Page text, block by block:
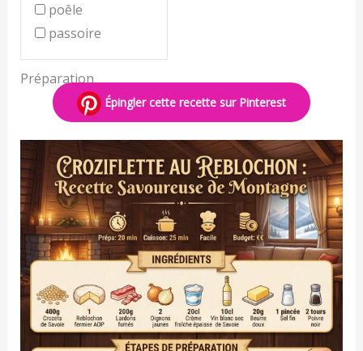
poêle
passoire
Préparation
Épingler cette recette sur Pinterest